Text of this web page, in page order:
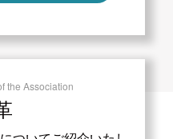
the Association